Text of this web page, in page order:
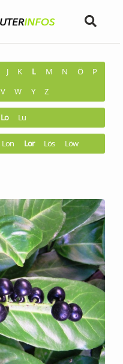
J K L M N Ö
P
V W Y Z
Lo Lu
Lon Lor Lös Löw